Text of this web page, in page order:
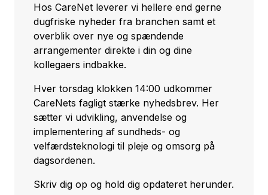
Hos CareNet leverer vi hellere end gerne
dugfriske nyheder fra branchen samt et
overblik over nye og spændende
arrangementer direkte i din og dine
kollegaers indbakke.
Hver torsdag klokken 14:00 udkommer
CareNets fagligt stærke nyhedsbrev. Her
sætter vi udvikling, anvendelse og
implementering af sundheds- og
velfærdsteknologi til pleje og omsorg på
dagsordenen.
Skriv dig op og hold dig opdateret herunder.